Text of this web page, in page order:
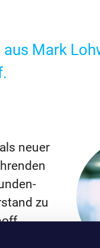
Mark
neuer
zu
und